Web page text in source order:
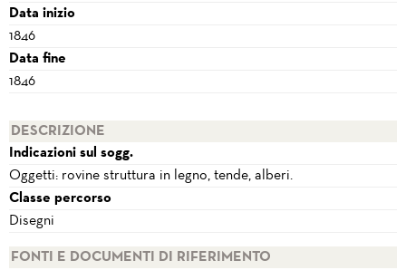
Data inizio
1846
Data fine
1846
DESCRIZIONE
Indicazioni sul sogg.
Oggetti: rovine struttura in legno, tende, alberi.
Classe percorso
Disegni
FONTI E DOCUMENTI DI RIFERIMENTO